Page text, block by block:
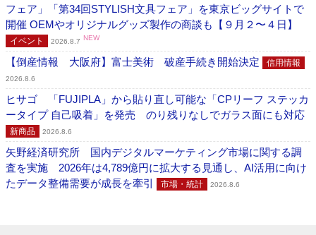
フェア」「第34回STYLISH文具フェア」を東京ビッグサイトで
開催 OEMやオリジナルグッズ製作の商談も【９月２〜４日】
イベント 2026.8.7 NEW
【倒産情報 大阪府】富士美術 破産手続き開始決定 信用情報
2026.8.6
ヒサゴ 「FUJIPLA」から貼り直し可能な「CPリーフ ステッカ
ータイプ 自己吸着」を発売 のり残りなしでガラス面にも対応
新商品 2026.8.6
矢野経済研究所 国内デジタルマーケティング市場に関する調
査を実施 2026年は4,789億円に拡大する見通し、AI活用に向け
たデータ整備需要が成長を牽引
市場・統計 2026.8.6